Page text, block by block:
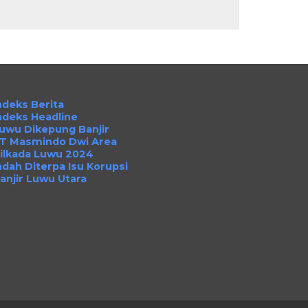
Berita
Headline
Dikepung Banjir
Masmindo Dwi Area
Luwu 2024
Diterpa Isu Korupsi
Luwu Utara